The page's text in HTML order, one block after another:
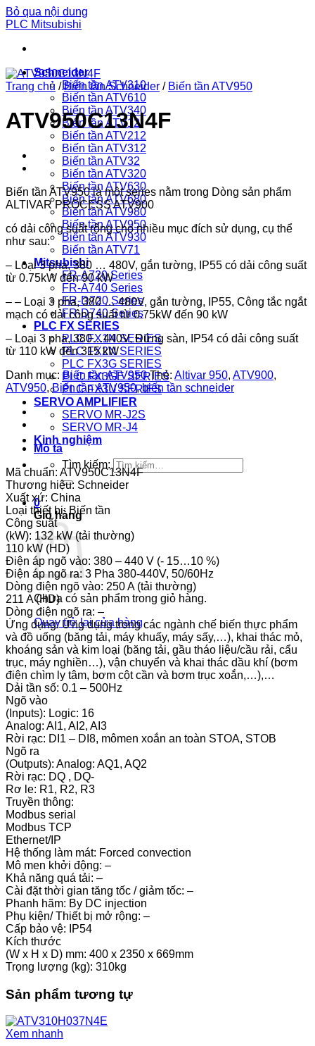
Bỏ qua nội dung
PLC Mitsubishi
Schneider
Biến tần ATV310
Biến tần ATV610
Biến tần ATV340
Biến tần ATV12
Biến tần ATV212
Biến tần ATV312
Biến tần ATV32
Biến tần ATV320
Biến tần ATV630
Biến tần ATV680
Biến tần ATV980
Biến tần ATV950
Biến tần ATV930
Biến tần ATV71
Mitsubishi
FR-A720 Series
FR-A740 Series
FR-D720 Series
FR-D740 Series
PLC FX SERIES
PLC FX1N SERIES
PLC FX2N SERIES
PLC FX3G SERIES
PLC FX3GE SERIES
PLC FX3U SERIES
SERVO AMPLIFIER
SERVO MR-J2S
SERVO MR-J4
Kinh nghiệm
Tìm kiếm:
0
Giỏ hàng
Chưa có sản phẩm trong giỏ hàng.
Quay trở lại cửa hàng
Trang chủ / Biến tần Schneider / Biến tần ATV950
ATV950C13N4F
Biến tần ATV950 là một series nằm trong Dòng sản phẩm
ALTIVAR PROCESS ATV900
có dải công suất rộng cho nhiều mục đích sử dụng, cụ thể
như sau:
– Loại 3 pha, 380 … 480V, gắn tường, IP55 có dải công suất
từ 0.75kW đến 90 kW
– – Loại 3 pha, 380 … 480V, gắn tường, IP55, Công tắc ngắt
mạch có dải công suất từ 0.75kW đến 90 kW
– Loại 3 pha, 380…440V, Đứng sàn, IP54 có dải công suất
từ 110 kW đến 315 kW
Danh mục: Biến tần ATV950 Thẻ: Altivar 950, ATV900,
ATV950,Biến tần ATV950,biến tần schneider
Mô tả
Mã chuẩn: ATV950C13N4F
Thương hiệu: Schneider
Xuất xứ: China
Loại thiết bị: Biến tần
Công suất
(kW): 132 kW (tải thường)
110 kW (HD)
Điện áp ngõ vào: 380 – 440 V (- 15…10 %)
Điện áp ngõ ra: 3 Pha 380-440V, 50/60Hz
Dòng điện ngõ vào: 250 A (tải thường)
211 A (HD)
Dòng điện ngõ ra: –
Ứng dụng: Ứng dụng trong các ngành chế biến thực phẩm
và đồ uống (băng tải, máy khuấy, máy sấy,…), khai thác mỏ,
khoáng sản và kim loại (băng tải, gầu tháo liệu/cầu rải, cẩu
trục, máy nghiền…), vận chuyển và khai thác dầu khí (bơm
điện chìm ly tâm, bơm cột cần và bơm trục xoắn,…),…
Dải tần số: 0.1 – 500Hz
Ngõ vào
(Inputs): Logic: 16
Analog: AI1, AI2, AI3
Rời rạc: DI1 – DI8, mômen xoắn an toàn STOA, STOB
Ngõ ra
(Outputs): Analog: AQ1, AQ2
Rời rạc: DQ , DQ-
Rơ le: R1, R2, R3
Truyền thông:
Modbus serial
Modbus TCP
Ethernet/IP
Hệ thống làm mát: Forced convection
Mô men khởi động: –
Khả năng quá tải: –
Cài đặt thời gian tăng tốc / giảm tốc: –
Phanh hãm: By DC injection
Phụ kiện/ Thiết bị mở rộng: –
Cấp bảo vệ: IP54
Kích thước
(W x H x D) mm: 400 x 2350 x 669mm
Trọng lượng (kg): 310kg
Sản phẩm tương tự
Xem nhanh